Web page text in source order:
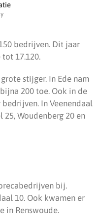
bedrijven. Dit jaar
17.120.
stijger. In Ede nam
200 toe. Ook in de
In Veenendaal
25, Woudenberg 20 en
bij.
10. Ook kwamen er
in Renswoude.